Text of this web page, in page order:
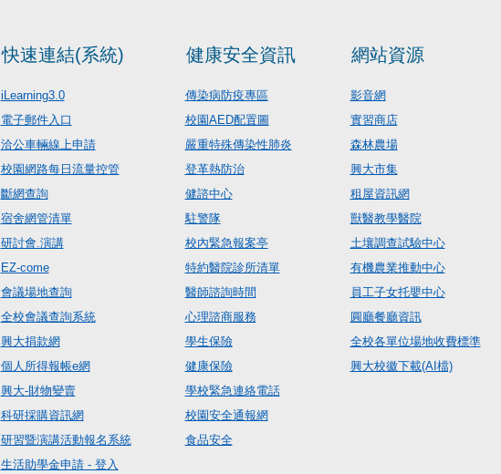
快速連結(系統)
iLearning3.0
電子郵件入口
洽公車輛線上申請
校園網路每日流量控管
斷網查詢
宿舍網管清單
研討會.演講
EZ-come
會議場地查詢
全校會議查詢系統
興大捐款網
個人所得報帳e網
興大-財物變賣
科研採購資訊網
研習暨演講活動報名系統
生活助學金申請 - 登入
健康安全資訊
傳染病防疫專區
校園AED配置圖
嚴重特殊傳染性肺炎
登革熱防治
健諮中心
駐警隊
校內緊急報案亭
特約醫院診所清單
醫師諮詢時間
心理諮商服務
學生保險
健康保險
學校緊急連絡電話
校園安全通報網
食品安全
網站資源
影音網
實習商店
森林農場
興大市集
租屋資訊網
獸醫教學醫院
土壤調查試驗中心
有機農業推動中心
員工子女托嬰中心
圓廳餐廳資訊
全校各單位場地收費標準
興大校徽下載(AI檔)